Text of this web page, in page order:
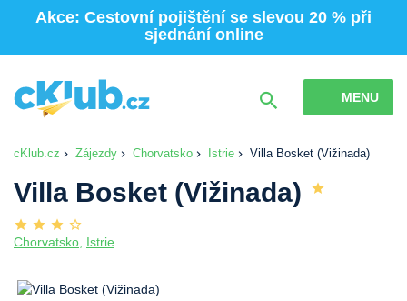
Akce: Cestovní pojištění se slevou 20 % při
sjednání online
MENU
cKlub.cz Zájezdy Chorvatsko Istrie Villa Bosket (Vižinada)
Villa Bosket (Vižinada)
Chorvatsko, Istrie